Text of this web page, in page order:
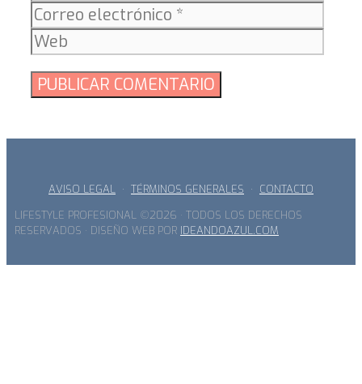
AVISO LEGAL · TÉRMINOS GENERALES · CONTACTO
LIFESTYLE PROFESIONAL ©2026 · TODOS LOS DERECHOS
RESERVADOS · DISEÑO WEB POR IDEANDOAZUL.COM